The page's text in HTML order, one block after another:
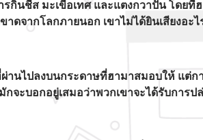
กินชีส มะเขือเทศ และแตงกวาปั่น โด
ดจากโลกภายนอก เขาไม่ได้ยินเสียงอ
นไปลงบนกระดาษที่ฮามาสมอบให้ แต่
ะบอกอยู่เสมอว่าพวกเขาจะได้รับการ